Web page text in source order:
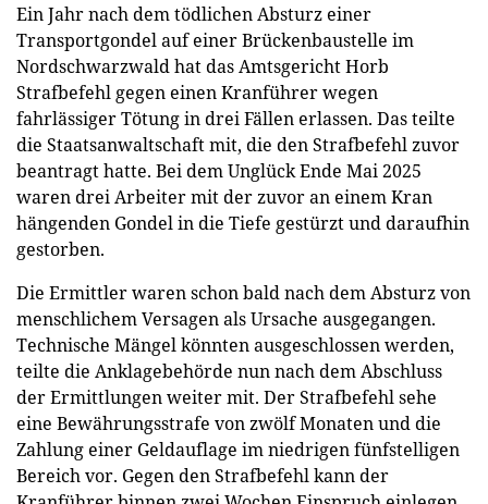
Ein Jahr nach dem tödlichen Absturz einer
Transportgondel auf einer Brückenbaustelle im
Nordschwarzwald hat das Amtsgericht Horb
Strafbefehl gegen einen Kranführer wegen
fahrlässiger Tötung in drei Fällen erlassen. Das teilte
die Staatsanwaltschaft mit, die den Strafbefehl zuvor
beantragt hatte. Bei dem Unglück Ende Mai 2025
waren drei Arbeiter mit der zuvor an einem Kran
hängenden Gondel in die Tiefe gestürzt und daraufhin
gestorben.
Die Ermittler waren schon bald nach dem Absturz von
menschlichem Versagen als Ursache ausgegangen.
Technische Mängel könnten ausgeschlossen werden,
teilte die Anklagebehörde nun nach dem Abschluss
der Ermittlungen weiter mit. Der Strafbefehl sehe
eine Bewährungsstrafe von zwölf Monaten und die
Zahlung einer Geldauflage im niedrigen fünfstelligen
Bereich vor. Gegen den Strafbefehl kann der